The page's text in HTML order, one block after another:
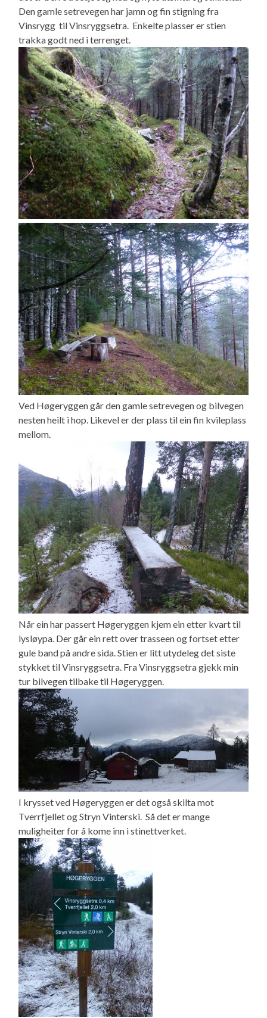
Den gamle setrevegen har jamn og fin stigning fra
Vinsrygg til Vinsryggsetra. Enkelte plasser er stien
trakka godt ned i terrenget.
Ved Høgeryggen går den gamle setrevegen og bilvegen
nesten heilt i hop. Likevel er der plass til ein fin kvileplass
mellom.
Når ein har passert Høgeryggen kjem ein etter kvart til
lysløypa. Der går ein rett over trasseen og fortset etter
gule band på andre sida. Stien er litt utydeleg det siste
stykket til Vinsryggsetra. Fra Vinsryggsetra gjekk min
tur bilvegen tilbake til Høgeryggen.
I krysset ved Høgeryggen er det også skilta mot
Tverrfjellet og Stryn Vinterski. Så det er mange
muligheiter for å kome inn i stinettverket.